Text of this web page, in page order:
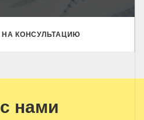
КОНСУЛЬТАЦИЮ
нами